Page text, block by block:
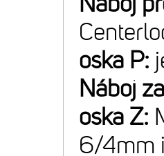
oska P:
Náboj
oska Z:
6/4mm